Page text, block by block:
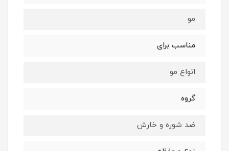
مو
مناسب برای
انواع مو
گروه
ضد شوره و خارش